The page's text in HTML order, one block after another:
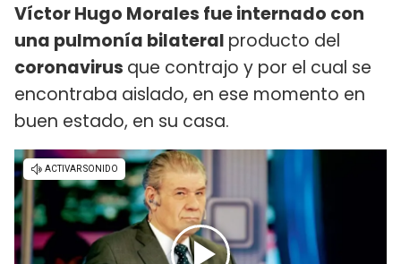
Víctor Hugo Morales fue internado con
una pulmonía bilateral producto del
coronavirus que contrajo y por el cual se
encontraba aislado, en ese momento en
buen estado, en su casa.